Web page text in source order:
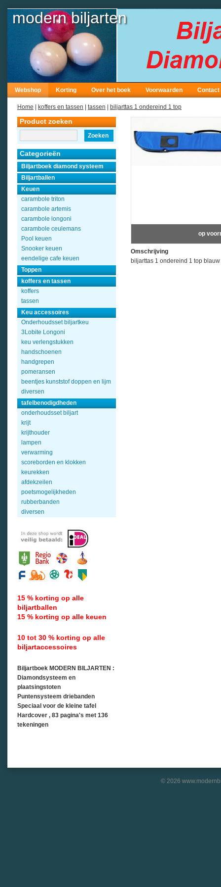
modern biljarten
Webshop Korting Over het boek Voorwaarden Contact
Home koffers en tassen tassen biljarttas 1 ondereind 1 top
Product zoeken
Zoeken
Categorieën
Biljartboek diamond systeem
Biljartballen
Keuen
carambole triton
carambole artemis
carambole longoni
carambole ceulemans
Pool keuen
Snooker keuen
eendelige cafe keuen
Toppen
koffers en tassen
koffers
tassen
Keu accessoires
Onderhoudsset biljartkeu
3Lobite Longoni
keu verlengstukken
handschoenen
handgrepen
pomeransen
beentjes kunststof doppen en lijm
diversen
tafelbenodigdheden
onderhoudsset biljart
krijt
krijthouder
lampen
verwarming
scoreborden en klokken
keurekken
afdekzeilen
poetsmogelijkheden
rubberbanden
diversen
15 % korting op alle
biljartballen
15 % korting op alle keuen
10 tot 30 % korting op alle
biljartaccessoires
Biljartboek MODERN BILJARTEN :
Diamondsysteem en
plaatsingstoten
Puntensysteem driebanden
Speciaal voor de kleine tafel
Hardcover , 83 pagina's met 136
tekeningen
op
Omschrijving
biljarttas 1 ondereind 1 top blauw
© 2026